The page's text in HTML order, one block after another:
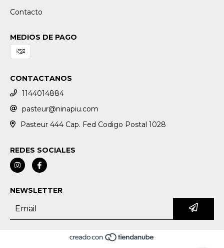
Contacto
MEDIOS DE PAGO
CONTACTANOS
1144014884
pasteur@ninapiu.com
Pasteur 444 Cap. Fed Codigo Postal 1028
REDES SOCIALES
NEWSLETTER